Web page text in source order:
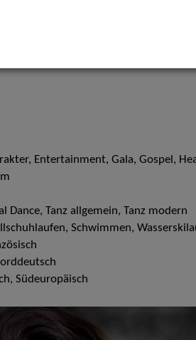
Entertainment, Gala, Gospel,
Dance, Tanz allgemein, Tanz modern
Schwimmen,
Südeuropäisch